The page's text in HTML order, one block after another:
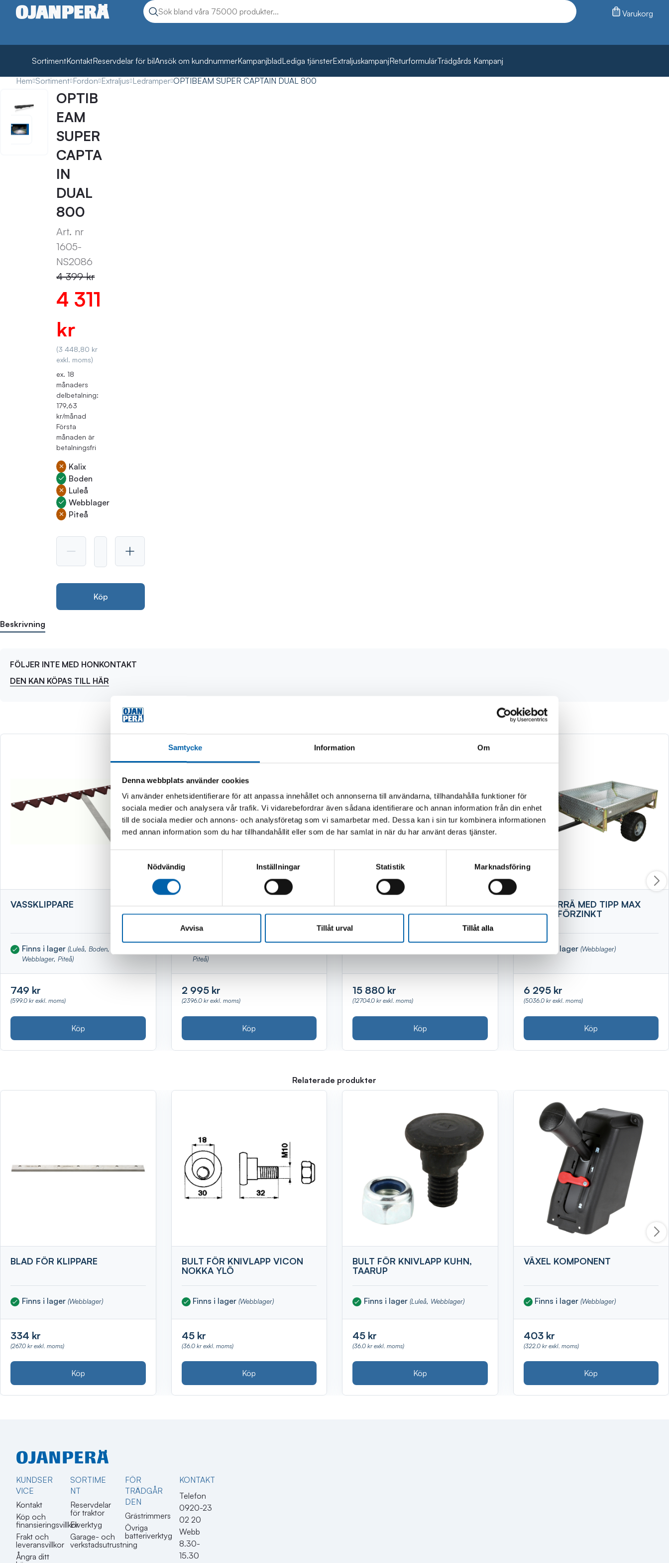
Samtycke Information Om
Denna webbplats använder cookies
Vi använder enhetsidentifierare för att anpassa innehållet och annonserna till användarna, tillhandahålla funktioner för
sociala medier och analysera vår trafik. Vi vidarebefordrar även sådana identifierare och annan information från din enhet
till de sociala medier och annons- och analysföretag som vi samarbetar med. Dessa kan i sin tur kombinera informationen
med annan information som du har tillhandahållit eller som de har samlat in när du har använt deras tjänster.
Nödvändig
Inställningar Statistik Marknadsföring
Avvisa Tillåt urval Tillåt alla
Sök produkter
Sök Varukorg
SortimentKontaktReservdelar för bilAnsök om kundnummerKampanjbladLediga tjänsterExtraljuskampanjReturformulärTrädgårds Kampanj
Hem Sortiment Fordon Extraljus Ledramper OPTIBEAM SUPER CAPTAIN DUAL 800
OPTIB
EAM
SUPER
CAPTA
IN
DUAL
800
Art. nr
1605-
NS2086
4 399 kr
4 311
kr
(3 448,80 kr
exkl. moms)
ex. 18
månaders
delbetalning:
179,63
kr/månad
Första
månaden är
betalningsfri
Kalix
Boden
Luleå
Webblager
Piteå
Köp
Beskrivning
FÖLJER INTE MED HONKONTAKT
DEN KAN KÖPAS TILL HÄR
VASSKLIPPARE
Finns i lager (Luleå, Boden, Kalix,
Webblager, Piteå)
749 kr
(599.0 kr exkl. moms)
Köp
VEDKLYV 7TON 52CM MED
STATIV
Piteå)
2 995 kr
(2396.0 kr exkl. moms)
Köp
TÅNGSTÄLL COBRA 7X3ST
15 880 kr
(12704.0 kr exkl. moms)
Köp
SLÄPKÄRRÄ MED TIPP MAX
400KG FÖRZINKT
Finns i lager(Webblager)
6 295 kr
(5036.0 kr exkl. moms)
Köp
Relaterade produkter
BLAD FÖR KLIPPARE
Finns i lager (Webblager)
334 kr
(267.0 kr exkl. moms)
Köp
BULT FÖR KNIVLAPP VICON
NOKKA YLÖ
Finns i lager(Webblager)
45 kr
(36.0 kr exkl. moms)
Köp
BULT FÖR KNIVLAPP KUHN,
TAARUP
Finns i lager (Luleå, Webblager)
45 kr
(36.0 kr exkl. moms)
Köp
VÄXEL KOMPONENT
Finns i lager(Webblager)
403 kr
(322.0 kr exkl. moms)
Köp
KUNDSER
VICE
Kontakt
Köp och
finansieringsvillkor
Frakt och
leveransvillkor
Ångra ditt
SORTIME
NT
Reservdelar
för traktor
Elverktyg
Garage- och
verkstadsutrustning
FÖR
TRÄDGÅR
DEN
Grästrimmers
Övriga
batteriverktyg
KONTAKT​
Telefon
0920-23
02 20
Webb
8.30-
15.30